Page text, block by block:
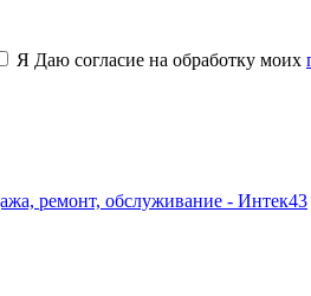
Я Даю согласие на обработку моих